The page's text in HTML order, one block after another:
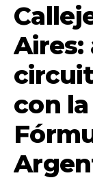
Aires:
con